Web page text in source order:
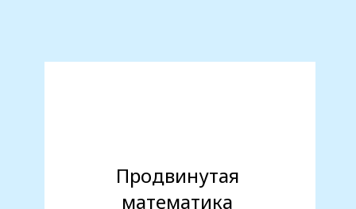
Продвинутая
математика